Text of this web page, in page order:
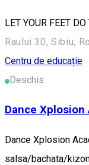
LET YOUR FEET
Raului 30, Sibiu,
Centru de educație
Deschis
Dance Xplosion
Dance Xplosion
salsa/bachata/